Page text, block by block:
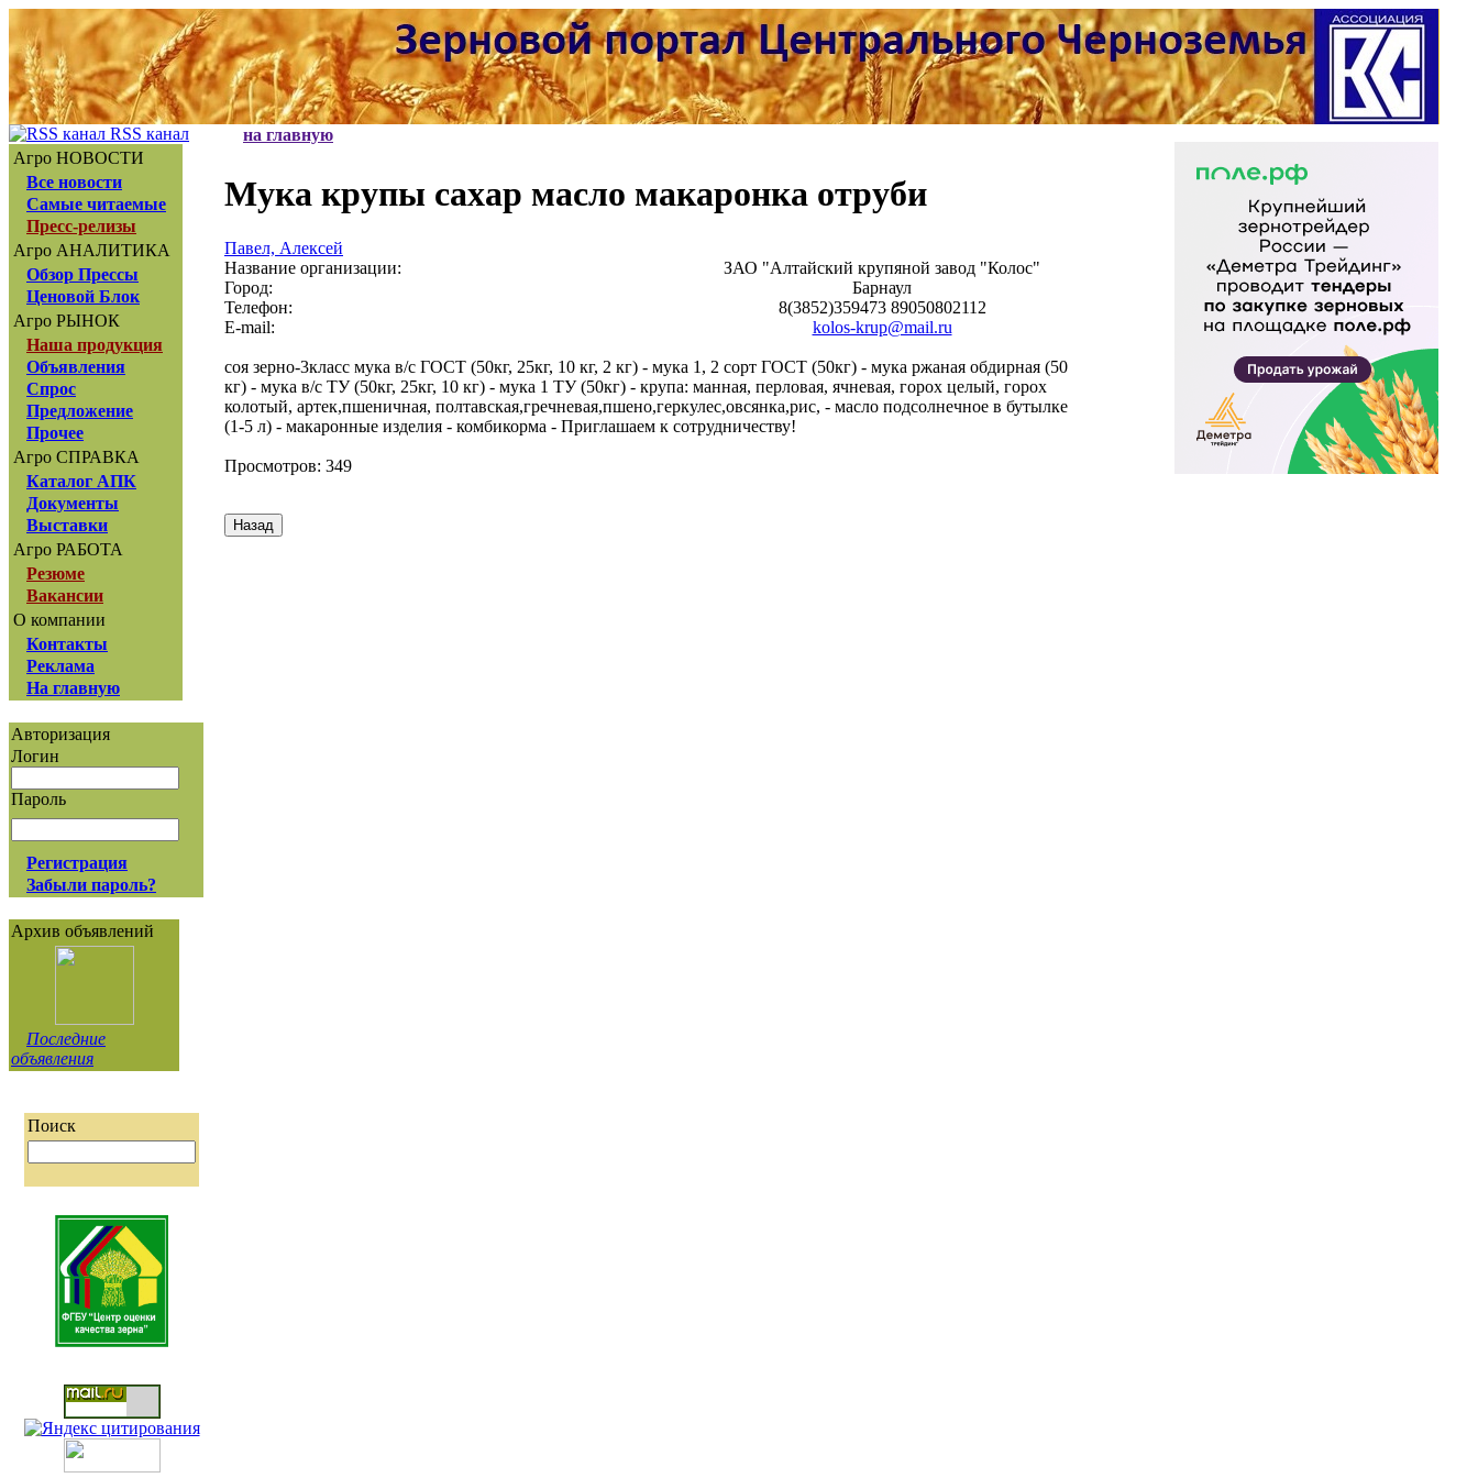
RSS канал
Агро НОВОСТИ
Все новости
Самые читаемые
Пресс-релизы
Агро АНАЛИТИКА
Обзор Прессы
Ценовой Блок
Агро РЫНОК
Наша продукция
Объявления
Спрос
Предложение
Прочее
Агро СПРАВКА
Каталог АПК
Документы
Выставки
Агро РАБОТА
Резюме
Вакансии
О компании
Контакты
Реклама
На главную
Авторизация
Логин
Пароль
Регистрация
Забыли пароль?
Архив объявлений
Последние
объявления
Поиск
на главную
Мука крупы сахар масло макаронка отруби
Павел, Алексей
Название организации:
ЗАО "Алтайский крупяной завод "Колос"
Город:
Барнаул
Телефон:
8(3852)359473 89050802112
E-mail:
kolos-krup@mail.ru
соя зерно-3класс мука в/с ГОСТ (50кг, 25кг, 10 кг, 2 кг) - мука 1, 2 сорт ГОСТ (50кг) - мука ржаная обдирная (50
кг) - мука в/с ТУ (50кг, 25кг, 10 кг) - мука 1 ТУ (50кг) - крупа: манная, перловая, ячневая, горох целый, горох
колотый, артек,пшеничная, полтавская,гречневая,пшено,геркулес,овсянка,рис, - масло подсолнечное в бутылке
(1-5 л) - макаронные изделия - комбикорма - Приглашаем к сотрудничеству!
Просмотров: 349